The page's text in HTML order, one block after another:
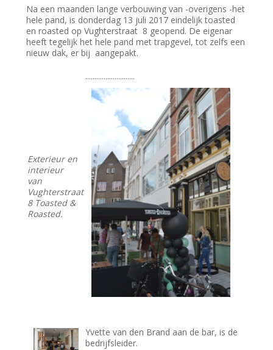
Na een maanden lange verbouwing van -overigens -het
hele pand, is donderdag 13 juli 2017 eindelijk toasted
en roasted op Vughterstraat 8 geopend. De eigenar
heeft tegelijk het hele pand met trapgevel, tot zelfs een
nieuw dak, er bij aangepakt.
Exterieur en
interieur
van
Vughterstraat
8 Toasted &
Roasted.
...........................
Yvette van den Brand aan de bar, is de
bedrijfsleider.